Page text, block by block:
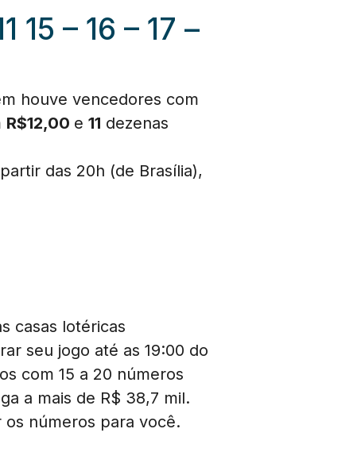
15 – 16 – 17 –
houve vencedores com
R$12,00 e 11 dezenas
das 20h (de Brasília),
casas lotéricas
seu jogo até as 19:00 do
com 15 a 20 números
a mais de R$ 38,7 mil.
os números para você.